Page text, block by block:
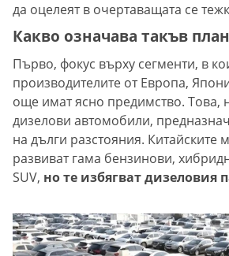
да оцелеят в очертаващата се
Какво означава такъв
Първо, фокус върху сегменти, в
производителите от Европа,
още имат ясно предимство. Това,
дизелови автомобили,
на дълги разстояния. Китайските
развиват гама бензинови,
SUV, но те избягват дизеловия